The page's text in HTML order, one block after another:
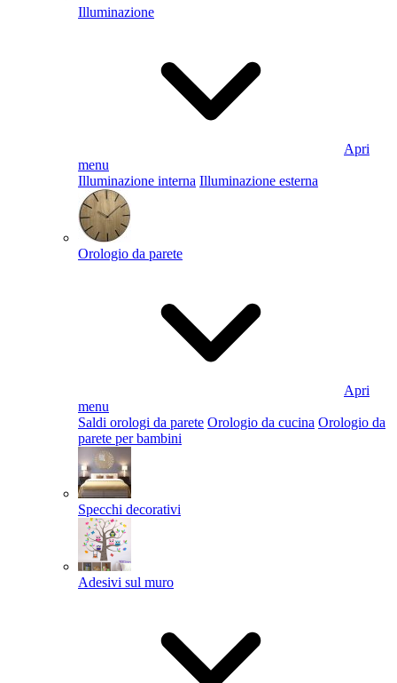
Illuminazione
Apri
menu
Illuminazione interna Illuminazione esterna
Orologio da parete
Apri
menu
Saldi orologi da parete Orologio da cucina Orologio da
parete per bambini
Specchi decorativi
Adesivi sul muro